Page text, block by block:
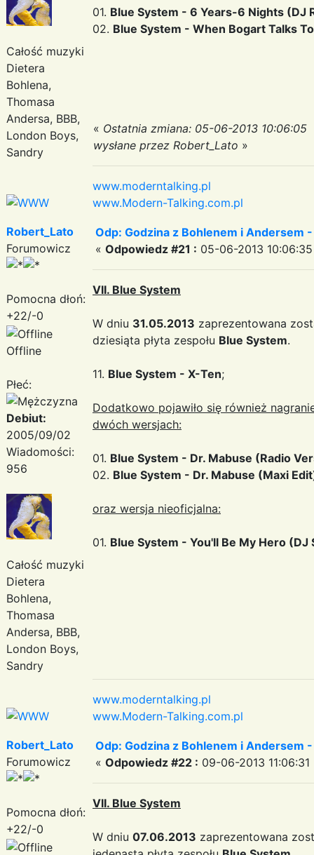
Całość muzyki
Dietera
Bohlena,
Thomasa
Andersa, BBB,
London Boys,
Sandry
01. Blue System - 6 Years-6 Nights (DJ
02. Blue System - When Bogart Talks
« Ostatnia zmiana: 05-06-2013 10:06:05
wysłane przez Robert_Lato »
www.moderntalking.pl
www.Modern-Talking.com.pl
Robert_Lato
Forumowicz
Pomocna dłoń:
+22/-0
Offline
Płeć:
Debiut:
2005/09/02
Wiadomości:
956
Całość muzyki
Dietera
Bohlena,
Thomasa
Andersa, BBB,
London Boys,
Sandry
Odp: Godzina z Bohlenem i Andersem
« Odpowiedz #21 : 05-06-2013
VII. Blue System
W dniu 31.05.2013 zaprezentowana
dziesiąta płyta zespołu Blue System.
11. Blue System - X-Ten;
Dodatkowo pojawiło się również
dwóch wersjach:
01. Blue System - Dr. Mabuse (Radio
02. Blue System - Dr. Mabuse (Maxi
oraz wersja nieoficjalna:
01. Blue System - You'll Be My Hero (DJ
www.moderntalking.pl
www.Modern-Talking.com.pl
Robert_Lato
Forumowicz
Pomocna dłoń:
+22/-0
Odp: Godzina z Bohlenem i Andersem
« Odpowiedz #22 : 09-06-2013 11:06:31
VII. Blue System
W dniu 07.06.2013 zaprezentowana